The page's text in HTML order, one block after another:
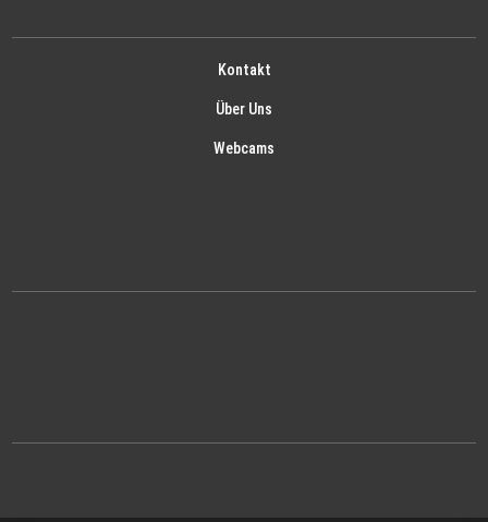
Kontakt
Über Uns
Webcams